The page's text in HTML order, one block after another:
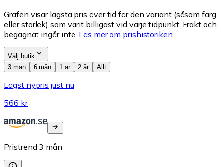
Grafen visar lägsta pris över tid för den variant (såsom färg
eller storlek) som varit billigast vid varje tidpunkt. Frakt och
begagnat ingår inte. Läs mer om prishistoriken.
Välj butik
3 mån
6 mån 1 år 2 år Allt
Lägst nypris just nu
566 kr
Pristrend 3 mån